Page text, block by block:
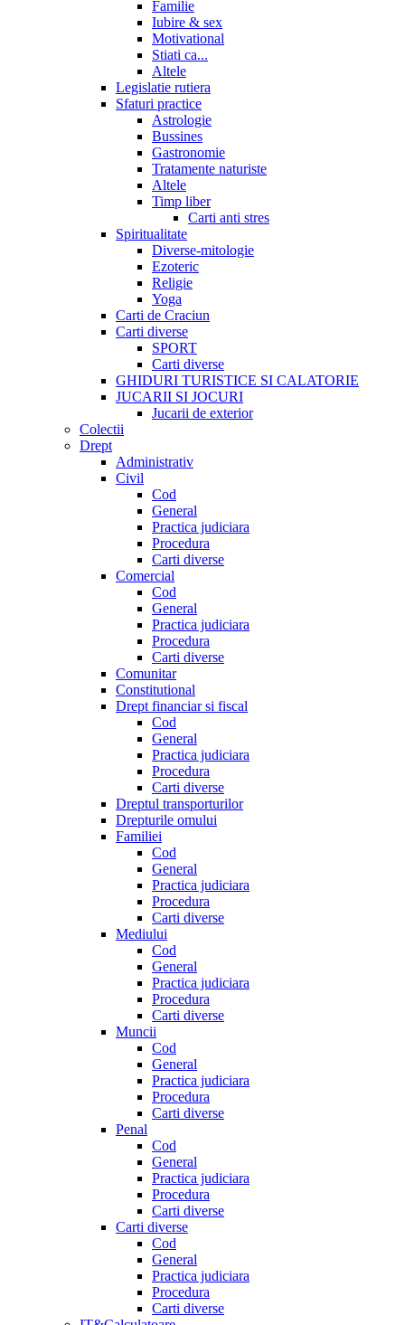
Familie
Iubire & sex
Motivational
Stiati ca...
Altele
Legislatie rutiera
Sfaturi practice
Astrologie
Bussines
Gastronomie
Tratamente naturiste
Altele
Timp liber
Carti anti stres
Spiritualitate
Diverse-mitologie
Ezoteric
Religie
Yoga
Carti de Craciun
Carti diverse
SPORT
Carti diverse
GHIDURI TURISTICE SI CALATORIE
JUCARII SI JOCURI
Jucarii de exterior
Colectii
Drept
Administrativ
Civil
Cod
General
Practica judiciara
Procedura
Carti diverse
Comercial
Cod
General
Practica judiciara
Procedura
Carti diverse
Comunitar
Constitutional
Drept financiar si fiscal
Cod
General
Practica judiciara
Procedura
Carti diverse
Dreptul transporturilor
Drepturile omului
Familiei
Cod
General
Practica judiciara
Procedura
Carti diverse
Mediului
Cod
General
Practica judiciara
Procedura
Carti diverse
Muncii
Cod
General
Practica judiciara
Procedura
Carti diverse
Penal
Cod
General
Practica judiciara
Procedura
Carti diverse
Carti diverse
Cod
General
Practica judiciara
Procedura
Carti diverse